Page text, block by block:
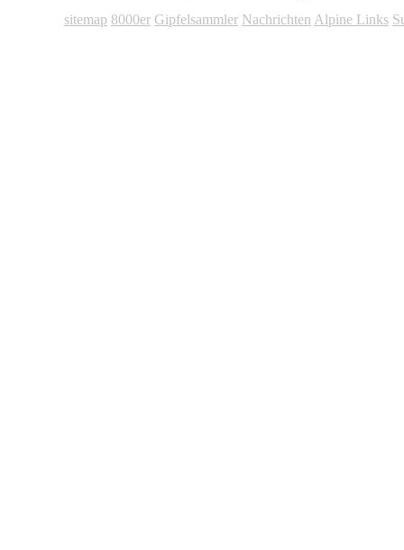
sitemap 8000er Gipfelsammler Nachrichten Alpine Links